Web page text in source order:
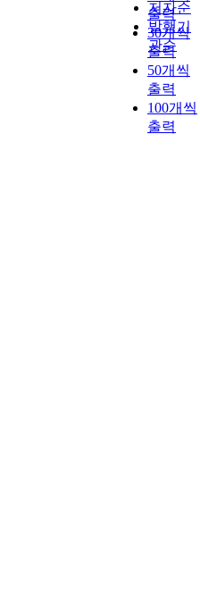
저자순
발행기
관순
출력
30개씩
출력
50개씩
출력
100개씩
출력